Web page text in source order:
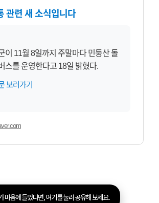
관련 새 소식입니다
이 11월 8일까지 주말마다 민둥산 돌
스를 운영한다고 18일 밝혔다.
보러가기
마음에 들었다면, 여기를 눌러 공유해 보세요.